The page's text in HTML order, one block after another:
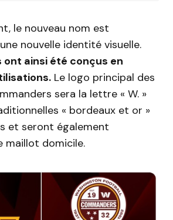
le nouveau nom est
nouvelle identité visuelle.
ont ainsi été conçus en
Le logo principal des
sera la lettre « W. »
« bordeaux et or »
et seront également
maillot domicile.